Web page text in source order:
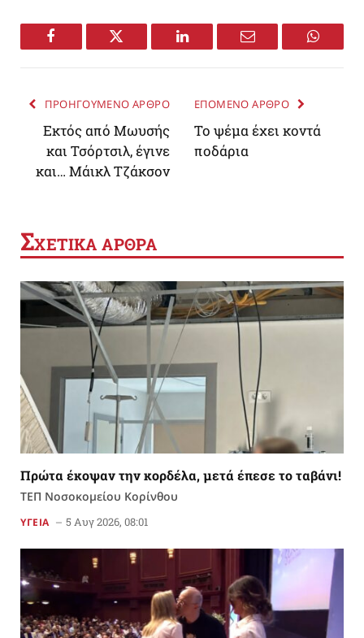
Facebook Twitter LinkedIn Email
ΠΡΟΗΓΟΥΜΕΝΟ ΑΡΘΡΟ
Εκτός από Μωυσής
και Τσόρτσιλ, έγινε
και… Μάικλ Τζάκσον
ΕΠΟΜΕΝΟ ΑΡΘΡΟ
Το ψέμα έχει κοντά
ποδάρια
ΣΧΕΤΙΚΑ ΑΡΘΡΑ
Πρώτα έκοψαν την κορδέλα, μετά έπεσε το ταβάνι!
ΤΕΠ Νοσοκομείου Κορίνθου
ΥΓΕΙΑ 5 Αυγ 2026, 08:01